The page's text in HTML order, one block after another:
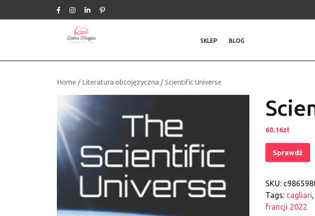
SKLEP BLOG
Home / Literatura obcojęzyczna / Scientific Universe
60.16zł
Sprawdź
SKU:
Tags: cagliari,
francji 2022